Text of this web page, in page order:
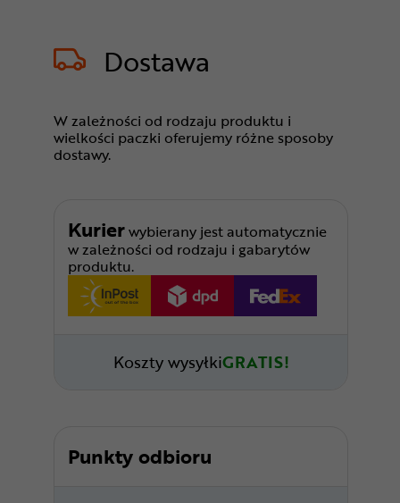
Dostawa
W zależności od rodzaju produktu i
wielkości paczki oferujemy różne sposoby
dostawy.
Kurierwybierany jest automatycznie
w zależności od rodzaju i gabarytów
produktu.
Koszty wysyłkiGRATIS!
Punkty odbioru